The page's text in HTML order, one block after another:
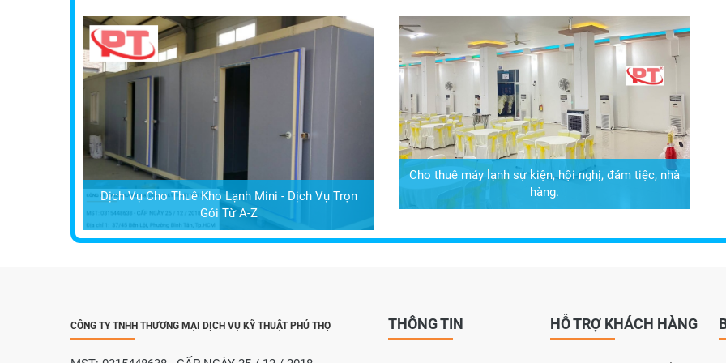
Dịch Vụ Cho Thuê Kho Lạnh Mini - Dịch Vụ Trọn
Gói Từ A-Z
Cho thuê máy lạnh sự kiện, hội nghị, đám tiệc, nhà
hàng.
CÔNG TY TNHH THƯƠNG MẠI DỊCH VỤ KỸ THUẬT PHÚ THỌ THÔNG TIN HỖ TRỢ KHÁCH HÀNG